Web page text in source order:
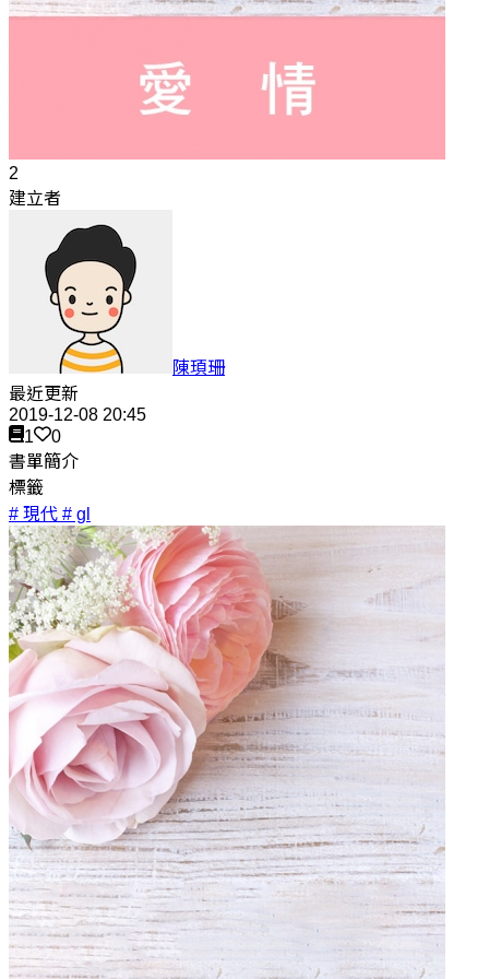
2
建立者
陳頊珊
最近更新
2019-12-08 20:45
1
0
書單簡介
標籤
# 現代 # gl